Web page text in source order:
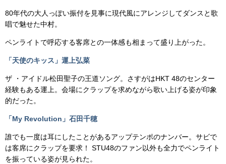
80年代の大人っぽい振付を見事に現代風にアレンジしてダンスと歌
唱で魅せた中村。
ペンライトで呼応する客席との一体感も相まって盛り上がった。
「天使のキッス」運上弘菜
ザ ・アイドル松田聖子の王道ソング。さすがはHKT 48のセンター
経験もある運上。会場にクラップを求めながら歌い上げる姿が印象
的だった。
「My Revolution」石田千穂
誰でも一度は耳にしたことがあるアップテンポのナンバー。サビで
は客席にクラップを要求！ STU48のファン以外も全力でペンライト
を振っている姿が見られた。